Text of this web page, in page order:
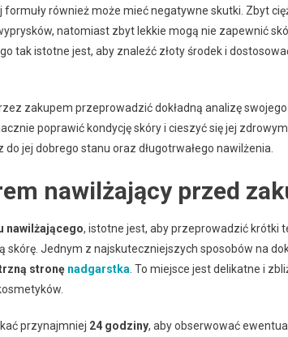
formuły również może mieć negatywne skutki. Zbyt
natomiast zbyt lekkie mogą nie zapewnić
tak istotne jest, aby znaleźć złoty środek i
zakupem przeprowadzić dokładną analizę
poprawić kondycję skóry i cieszyć się jej
jej dobrego stanu oraz długotrwałego nawilżenia.
nawilżający przed
nawilżającego, istotne jest, aby przeprowadzić krótki
skórę. Jednym z najskuteczniejszych sposobów na
stronę nadgarstka . To miejsce jest delikatne i
przynajmniej 24 godziny, aby obserwować